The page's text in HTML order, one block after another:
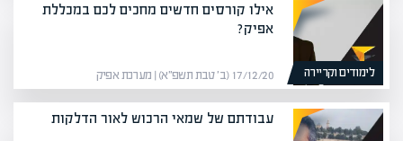
לימודים וקריירה
אילו קורסים חדשים מחכים לכם במכללת
אפיק?
17/12/20 (ב׳ טבת תשפ״א) | מערכת אפיק
עבודתם של שמאי הרכוש לאור הדלקות